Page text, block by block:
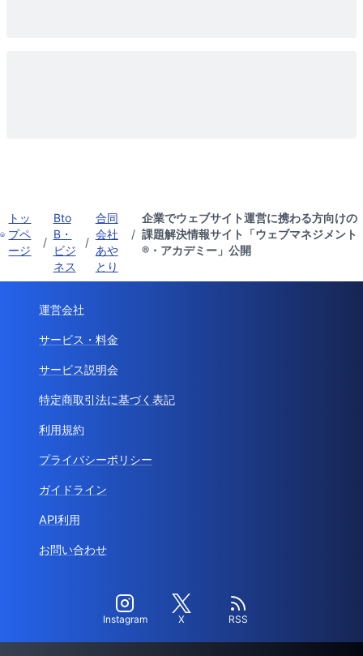
トッ
プペ
ージ
/
Bto
B・
ビジ
ネス
/
合同
会社
あや
とり
/
企業でウェブサイト運営に携わる方向けの
課題解決情報サイト「ウェブマネジメント
®・アカデミー」公開
運営会社
サービス・料金
サービス説明会
特定商取引法に基づく表記
利用規約
プライバシーポリシー
ガイドライン
API利用
お問い合わせ
Instagram X RSS